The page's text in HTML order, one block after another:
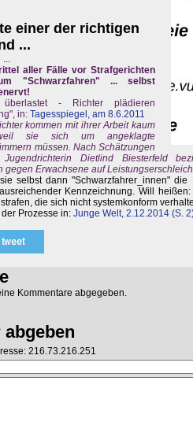
einer der richtigen
...
...
aller Fälle vor Strafgerichten
"Schwarzfahren" ... selbst
- Richter plädieren
in: Tagesspiegel, am 8.6.2011
kommen mit ihrer Arbeit kaum
sie sich um angeklagte
müssen. Nach Schätzungen
Jugendrichterin Dietlind Biesterfeld
gegen Erwachsene auf
selbst dann "Schwarzfahrer_innen"
Kennzeichnung. Will
die sich nicht systemkonform
Prozesse in: Junge Welt, 2.12.2014 (S.
Kommentare abgegeben.
216.73.216.251